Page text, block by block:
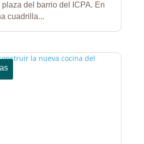
del barrio del ICPA. En
cuadrilla...